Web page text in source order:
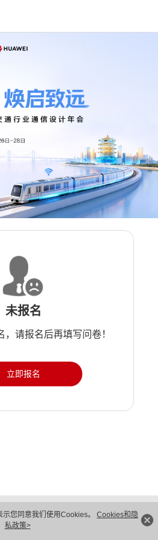
您同意我们使用Cookies。 Cookies和隐
私政策>
未报名
，请报名后再填写问卷！
立即报名
隐私保护
法律声明